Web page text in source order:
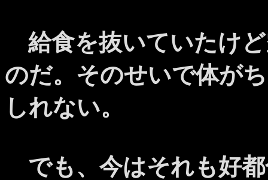
給食を抜いていたけ
のだ。そのせいで体が
しれない。
でも、今はそれも好